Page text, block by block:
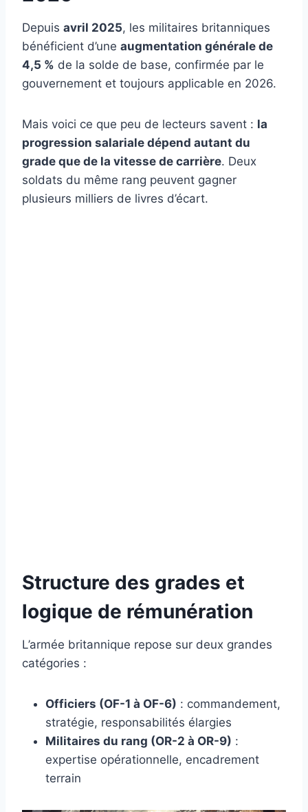
Depuis avril 2025, les militaires britanniques
bénéficient d’une augmentation générale de
4,5 % de la solde de base, confirmée par le
gouvernement et toujours applicable en 2026.
Mais voici ce que peu de lecteurs savent : la
progression salariale dépend autant du
grade que de la vitesse de carrière. Deux
soldats du même rang peuvent gagner
plusieurs milliers de livres d’écart.
Structure des grades et
logique de rémunération
L’armée britannique repose sur deux grandes
catégories :
Officiers (OF-1 à OF-6) : commandement,
stratégie, responsabilités élargies
Militaires du rang (OR-2 à OR-9) :
expertise opérationnelle, encadrement
terrain